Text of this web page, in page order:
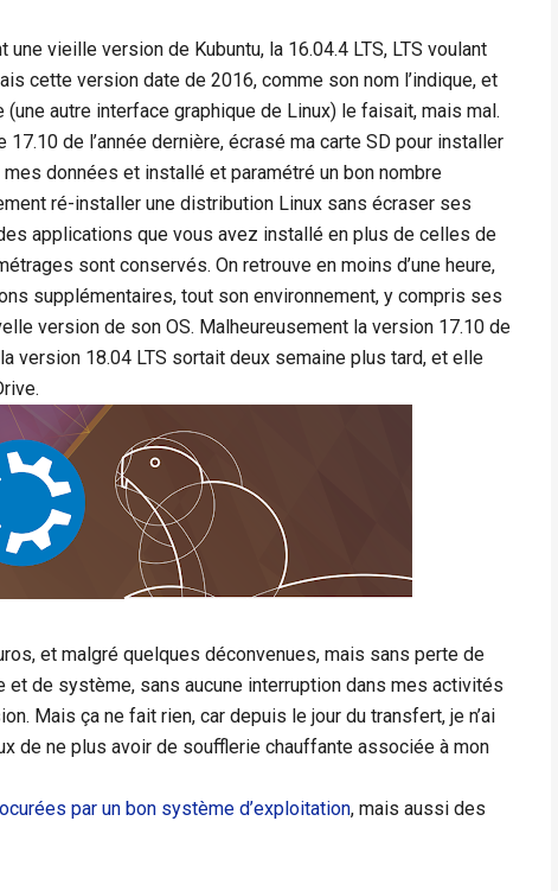
vieille version de Kubuntu, la 16.04.4 LTS, LTS voulant
cette version date de 2016, comme son nom l’indique, et
(une autre interface graphique de Linux) le faisait, mais mal.
de l’année dernière, écrasé ma carte SD pour installer
données et installé et paramétré un bon nombre
ré-installer une distribution Linux sans écraser ses
applications que vous avez installé en plus de celles de
sont conservés. On retrouve en moins d’une heure,
supplémentaires, tout son environnement, y compris ses
version de son OS. Malheureusement la version 17.10 de
version 18.04 LTS sortait deux semaine plus tard, et elle
et malgré quelques déconvenues, mais sans perte de
de système, sans aucune interruption dans mes activités
Mais ça ne fait rien, car depuis le jour du transfert, je n’ai
de ne plus avoir de soufflerie chauffante associée à mon
par un bon système d’exploitation, mais aussi des